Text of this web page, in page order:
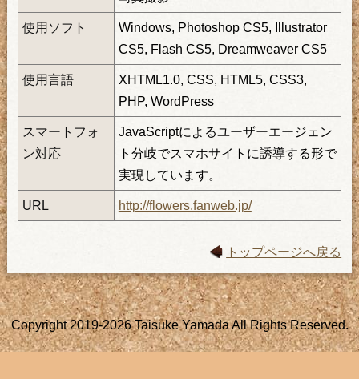
使用ソフト
Windows, Photoshop CS5, Illustrator
CS5, Flash CS5, Dreamweaver CS5
使用言語
XHTML1.0, CSS, HTML5, CSS3,
PHP, WordPress
スマートフォ
ン対応
JavaScriptによるユーザーエージェン
ト分岐でスマホサイトに誘導する形で
実現しています。
URL http://flowers.fanweb.jp/
トップページへ戻る
Copyright 2019-2026 Taisuke Yamada All Rights Reserved.